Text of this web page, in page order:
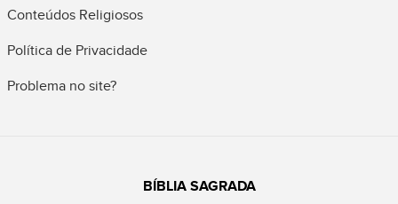
Conteúdos Religiosos
Política de Privacidade
Problema no site?
BÍBLIA SAGRADA